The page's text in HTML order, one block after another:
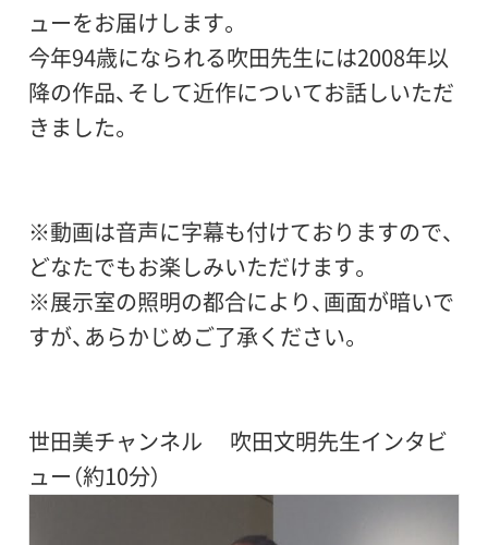
ューをお届けします。
今年94歳になられる吹田先生には2008年以
降の作品、そして近作についてお話しいただ
きました。
※動画は音声に字幕も付けておりますので、
どなたでもお楽しみいただけます。
※展示室の照明の都合により、画面が暗いで
すが、あらかじめご了承ください。
世田美チャンネル 吹田文明先生インタビ
ュー（約10分）